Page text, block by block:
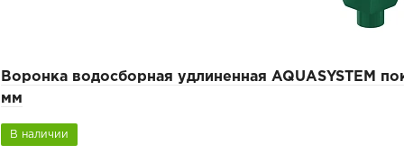
Воронка водосборная удлиненная AQUASYSTEM
мм
В наличии